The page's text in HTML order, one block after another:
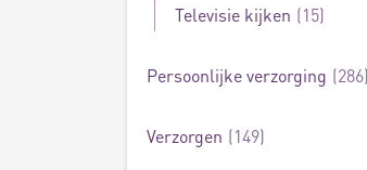
Televisie kijken
15
Persoonlijke verzorging 286
Verzorgen 149